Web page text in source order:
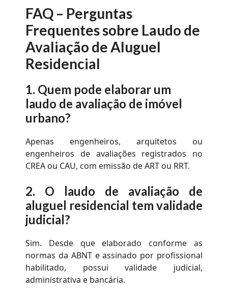
FAQ – Perguntas
Frequentes sobre Laudo de
Avaliação de Aluguel
Residencial
1. Quem pode elaborar um
laudo de avaliação de imóvel
urbano?
Apenas engenheiros, arquitetos ou
engenheiros de avaliações registrados no
CREA ou CAU, com emissão de ART ou RRT.
2. O laudo de avaliação de
aluguel residencial tem validade
judicial?
Sim. Desde que elaborado conforme as
normas da ABNT e assinado por profissional
habilitado, possui validade judicial,
administrativa e bancária.